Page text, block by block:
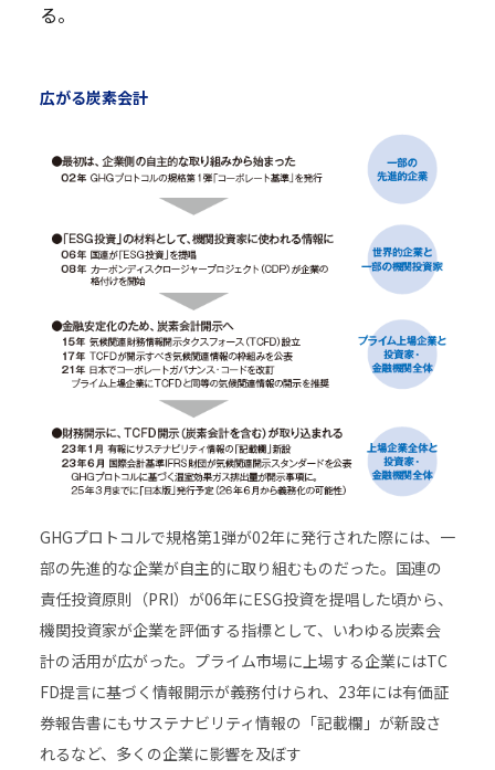
る。
広がる炭素会計
GHGプロトコルで規格第1弾が02年に発行された際には、一
部の先進的な企業が自主的に取り組むものだった。国連の
責任投資原則（PRI）が06年にESG投資を提唱した頃から、
機関投資家が企業を評価する指標として、いわゆる炭素会
計の活用が広がった。プライム市場に上場する企業にはTC
FD提言に基づく情報開示が義務付けられ、23年には有価証
券報告書にもサステナビリティ情報の「記載欄」が新設さ
れるなど、多くの企業に影響を及ぼす